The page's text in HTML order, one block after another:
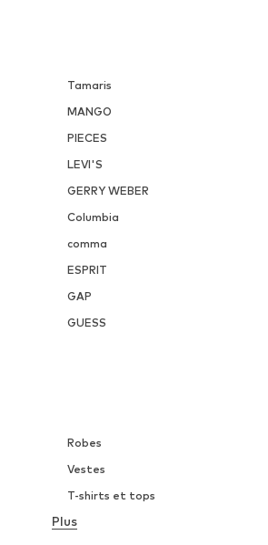
Tamaris
MANGO
PIECES
LEVI'S
GERRY WEBER
Columbia
comma
ESPRIT
GAP
GUESS
Robes
Vestes
T-shirts et tops
Lingerie
Plus